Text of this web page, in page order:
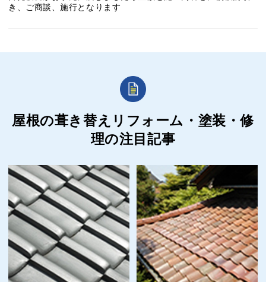
き、ご商談、施行となります
屋根の葺き替えリフォーム・塗装・修
理の注目記事